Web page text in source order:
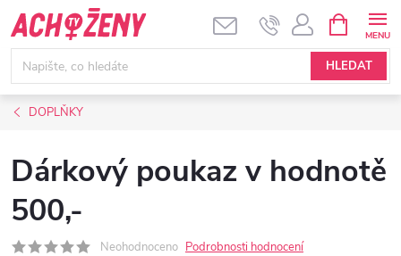
Přejít
na
obsah
HLEDAT
NÁKUPNÍ
KOŠÍK
DOPLŇKY
Dárkový poukaz v hodnotě
500,-
Neohodnoceno Podrobnosti hodnocení